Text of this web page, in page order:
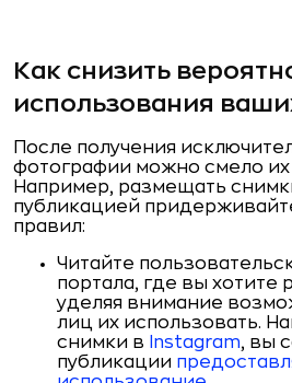
Как снизить
использования
После получения
фотографии можно смело их
Например, размещать
публикацией
правил:
Читайте
портала, где вы хотите
уделяя внимание
лиц их использовать.
снимки в
Instagram, вы
публикации